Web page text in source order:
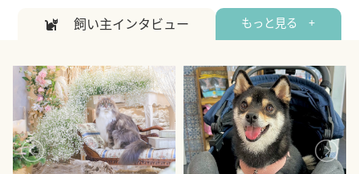
飼い主インタビュー もっと見る +